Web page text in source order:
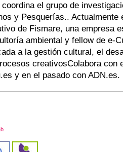
coordina el grupo de
y Pesquerías.. Actualmente
de Fismare, una empresa
ambiental y fellow de e-
a la gestión cultural, el
creativosColabora con
y en el pasado con ADN.es.